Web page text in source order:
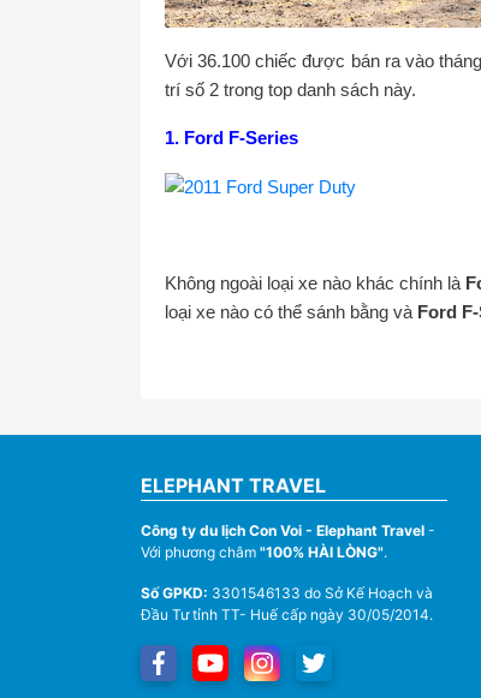
Với 36.100 chiếc được bán ra vào
trí số 2 trong top danh sách này.
1. Ford F-Series
Không ngoài loại xe nào khác chính là
loại xe nào có thể sánh bằng và Ford
ELEPHANT TRAVEL
Công ty du lịch Con Voi - Elephant Travel -
Với phương châm "100% HÀI LÒNG".
Số GPKD: 3301546133 do Sở Kế Hoạch và
Đầu Tư tỉnh TT- Huế cấp ngày 30/05/2014.